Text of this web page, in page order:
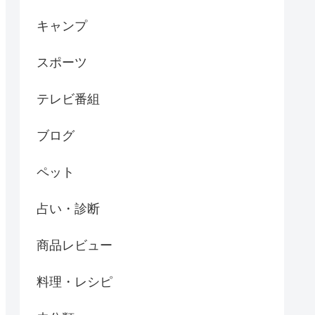
キャンプ
スポーツ
テレビ番組
ブログ
ペット
占い・診断
商品レビュー
料理・レシピ